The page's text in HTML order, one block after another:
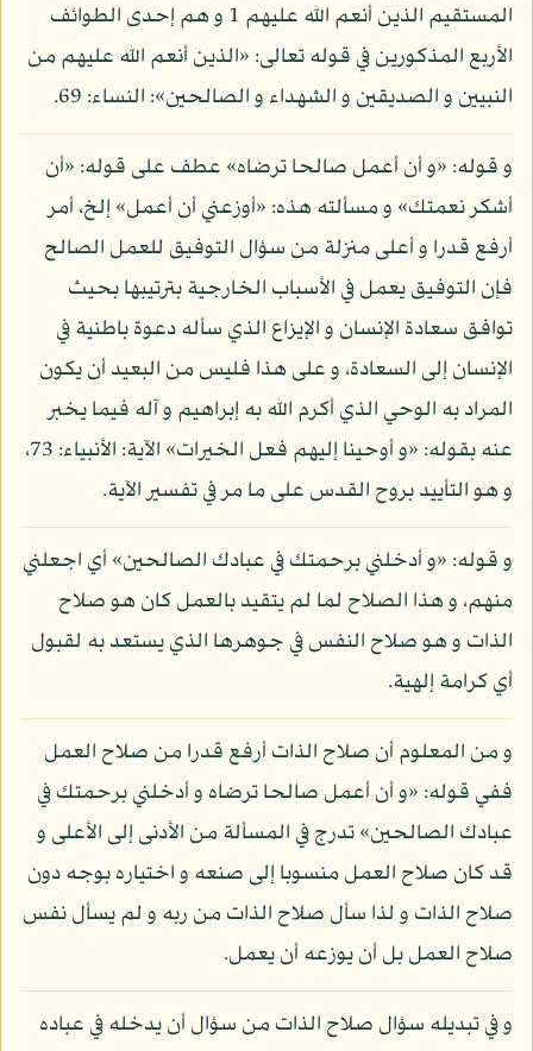
المستقيم الذين أنعم الله عليهم 1 و هم إحدى الطوائف
الأربع المذكورين في قوله تعالى: «الذين أنعم الله عليهم من
النبيين و الصديقين و الشهداء و الصالحين»: النساء: 69.
و قوله: «و أن أعمل صالحا ترضاه» عطف على قوله: «أن
أشكر نعمتك» و مسألته هذه: «أوزعني أن أعمل» إلخ، أمر
أرفع قدرا و أعلى منزلة من سؤال التوفيق للعمل الصالح
فإن التوفيق يعمل في الأسباب الخارجية بترتيبها بحيث
توافق سعادة الإنسان و الإيزاع الذي سأله دعوة باطنية في
الإنسان إلى السعادة، و على هذا فليس من البعيد أن يكون
المراد به الوحي الذي أكرم الله به إبراهيم و آله فيما يخبر
عنه بقوله: «و أوحينا إليهم فعل الخيرات» الآية: الأنبياء: 73،
و هو التأييد بروح القدس على ما مر في تفسير الآية.
و قوله: «و أدخلني برحمتك في عبادك الصالحين» أي اجعلني
منهم، و هذا الصلاح لما لم يتقيد بالعمل كان هو صلاح
الذات و هو صلاح النفس في جوهرها الذي يستعد به لقبول
أي كرامة إلهية.
و من المعلوم أن صلاح الذات أرفع قدرا من صلاح العمل
ففي قوله: «و أن أعمل صالحا ترضاه و أدخلني برحمتك في
عبادك الصالحين» تدرج في المسألة من الأدنى إلى الأعلى و
قد كان صلاح العمل منسوبا إلى صنعه و اختياره بوجه دون
صلاح الذات و لذا سأل صلاح الذات من ربه و لم يسأل نفس
صلاح العمل بل أن يوزعه أن يعمل.
و في تبديله سؤال صلاح الذات من سؤال أن يدخله في عباده